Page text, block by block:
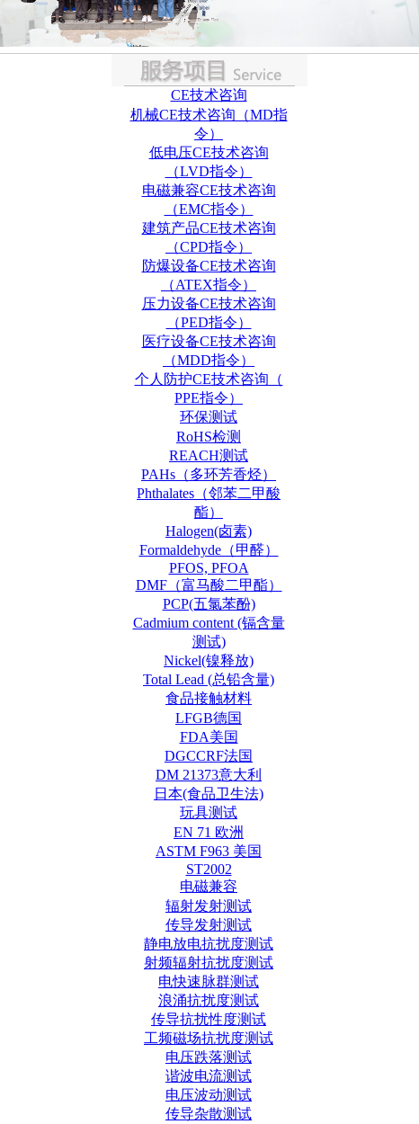
CE技术咨询
机械CE技术咨询（MD指
令）
低电压CE技术咨询
（LVD指令）
电磁兼容CE技术咨询
（EMC指令）
建筑产品CE技术咨询
（CPD指令）
防爆设备CE技术咨询
（ATEX指令）
压力设备CE技术咨询
（PED指令）
医疗设备CE技术咨询
（MDD指令）
个人防护CE技术咨询（
PPE指令）
环保测试
RoHS检测
REACH测试
PAHs（多环芳香烃）
Phthalates（邻苯二甲酸
酯）
Halogen(卤素)
Formaldehyde（甲醛）
PFOS, PFOA
DMF（富马酸二甲酯）
PCP(五氯苯酚)
Cadmium content (镉含量
测试)
Nickel(镍释放)
Total Lead (总铅含量)
食品接触材料
LFGB德国
FDA美国
DGCCRF法国
DM 21373意大利
日本(食品卫生法)
玩具测试
EN 71 欧洲
ASTM F963 美国
ST2002
电磁兼容
辐射发射测试
传导发射测试
静电放电抗扰度测试
射频辐射抗扰度测试
电快速脉群测试
浪涌抗扰度测试
传导抗扰性度测试
工频磁场抗扰度测试
电压跌落测试
谐波电流测试
电压波动测试
传导杂散测试